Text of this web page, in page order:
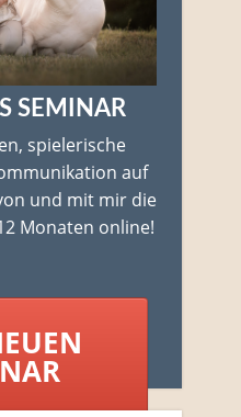
SEMINAR
spielerische
auf
und mit mir die
Monaten online!